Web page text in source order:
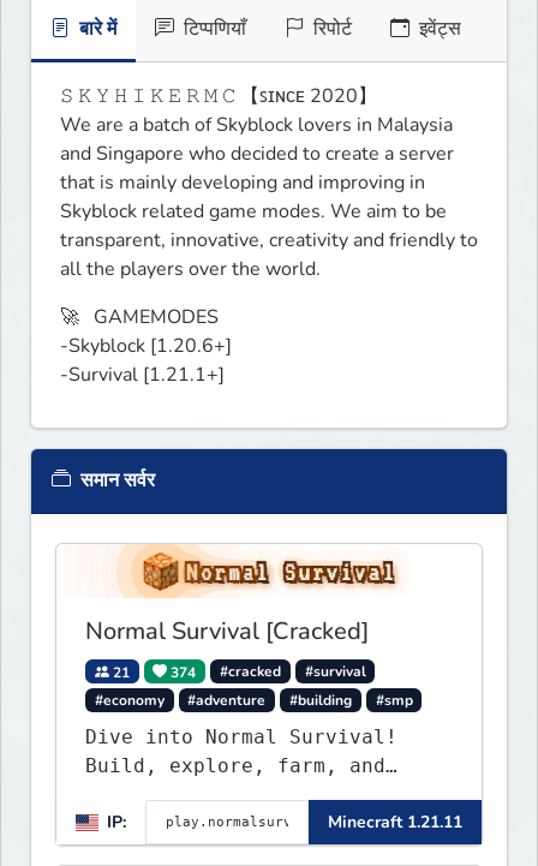
बारे में टिप्पणियाँ रिपोर्ट इवेंट्स
𝚂 𝙺 𝚈 𝙷 𝙸 𝙺 𝙴 𝚁 𝙼 𝙲 【ꜱɪɴᴄᴇ 2020】
We are a batch of Skyblock lovers in Malaysia
and Singapore who decided to create a server
that is mainly developing and improving in
Skyblock related game modes. We aim to be
transparent, innovative, creativity and friendly to
all the players over the world.
🚀   GAMEMODES
-Skyblock [1.20.6+]
-Survival [1.21.1+]
समान सर्वर
Normal Survival [Cracked]
21 374 #cracked
#survival
#economy
#adventure #building #smp
Dive into Normal Survival!
Build, explore, farm, and
create with a friendly
community. Enjoy weekly
updates, new features, and
IP: Minecraft 1.21.11